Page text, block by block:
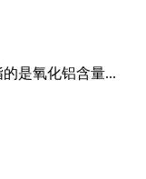
是氧化铝含量...